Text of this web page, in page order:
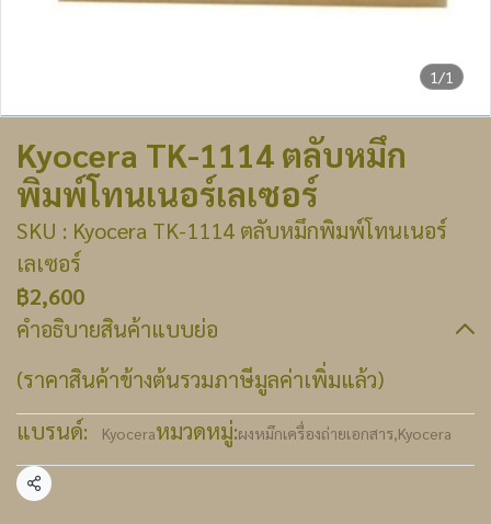
1/1
Kyocera TK-1114 ตลับหมึก
พิมพ์โทนเนอร์เลเซอร์
SKU : Kyocera TK-1114 ตลับหมึกพิมพ์โทนเนอร์
เลเซอร์
฿2,600
คำอธิบายสินค้าแบบย่อ
(ราคาสินค้าข้างต้นรวมภาษีมูลค่าเพิ่มแล้ว)
แบรนด์:
Kyoceraหมวดหมู่:ผงหมึกเครื่องถ่ายเอกสาร,Kyocera
แชร์